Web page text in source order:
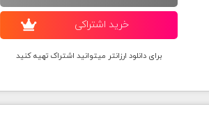
خريد اشتراکی
برای دانلود ارزانتر میتوانید اشتراک تهیه کنید